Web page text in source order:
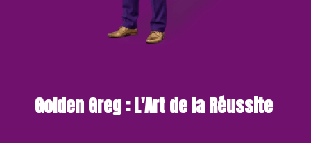
Golden Greg : L'Art de la Réussite